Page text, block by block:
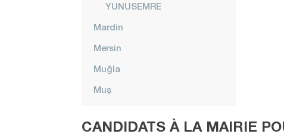
YUNUSEMRE
Mardin
Mersin
Muğla
Muş
Niğde
CANDIDATS À LA MAIRIE